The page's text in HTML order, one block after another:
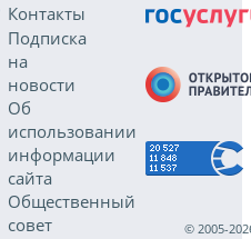
Контакты
Подписка
на
новости
Об
использовании
информации
сайта
Общественный
совет
© 2005-